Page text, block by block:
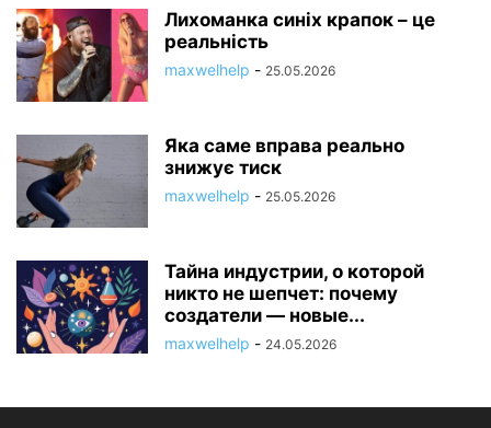
Лихоманка синіх крапок – це
реальність
maxwelhelp - 25.05.2026
Яка саме вправа реально
знижує тиск
maxwelhelp - 25.05.2026
Тайна индустрии, о которой
никто не шепчет: почему
создатели — новые...
maxwelhelp - 24.05.2026